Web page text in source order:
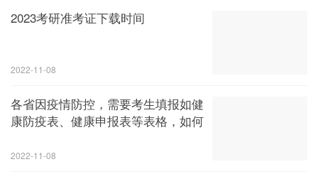
2023考研准考证下载时间
2022-11-08
各省因疫情防控，需要考生填报如健
康防疫表、健康申报表等表格，如何
2022-11-08